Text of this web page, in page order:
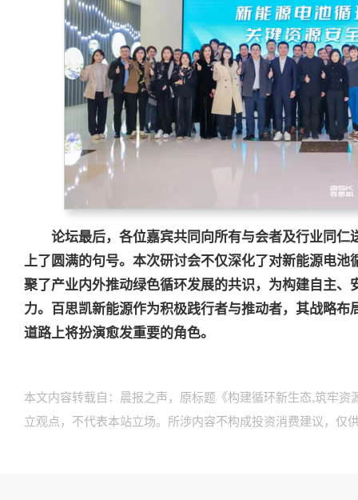
论坛最后，各位嘉宾共同向所有与会者及行业同
上了圆满的句号。本次研讨会不仅深化了对新能源电
聚了产业内外推动绿色循环发展的共识，为构建自主
力。百思凯新能源作为积极践行者与推动者，其战略
道路上将扮演愈发重要的角色。
本文内容转载自：晨报之声，原标题《构建循环新生态,筑牢
立观点，不代表本站立场。所涉内容不构成投资消费建议，仅